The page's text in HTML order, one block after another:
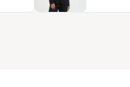
também períodos